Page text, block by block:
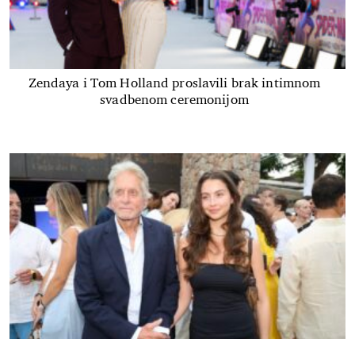
Zendaya i Tom Holland proslavili brak intimnom
svadbenom ceremonijom